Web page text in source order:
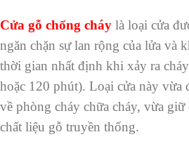
Cửa gỗ chống cháy là loại cửa
ngăn chặn sự lan rộng của lửa và
thời gian nhất định khi xảy ra
hoặc 120 phút). Loại cửa này vừa
về phòng cháy chữa cháy, vừa
chất liệu gỗ truyền thống.